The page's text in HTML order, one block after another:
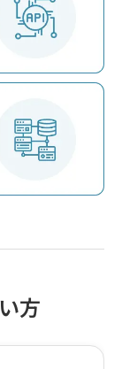
方